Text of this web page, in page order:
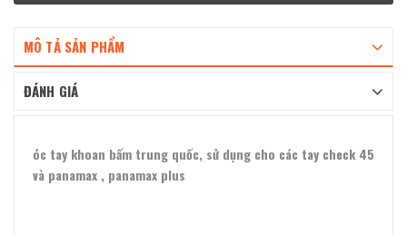
MÔ TẢ SẢN PHẨM
ĐÁNH GIÁ
óc tay khoan bấm trung quốc, sử dụng cho các tay check 45
và panamax , panamax plus